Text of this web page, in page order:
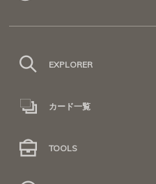
EXPLORER
カード一覧
TOOLS